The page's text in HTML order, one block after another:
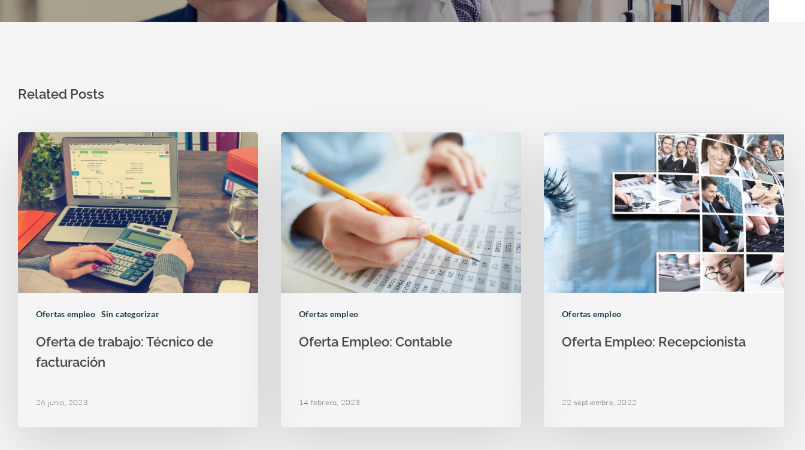
Related Posts
Ofertas empleo Sin categorizar
Oferta de trabajo: Técnico de
facturación
26 junio, 2023
Ofertas empleo
Oferta Empleo: Contable
14 febrero, 2023
Ofertas empleo
Oferta Empleo: Recepcionista
22 septiembre, 2022